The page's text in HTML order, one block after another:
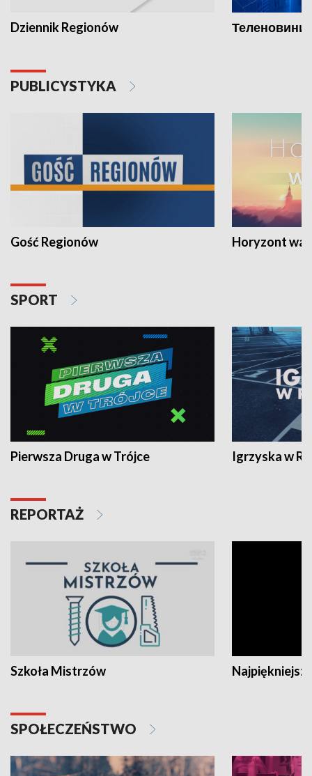
Dziennik Regionów Теленовини
PUBLICYSTYKA
Gość Regionów Horyzont
SPORT
Pierwsza Druga w Trójce Igrzyska w
REPORTAŻ
Szkoła Mistrzów
SPOŁECZEŃSTWO